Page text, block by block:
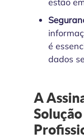
é
dados
A